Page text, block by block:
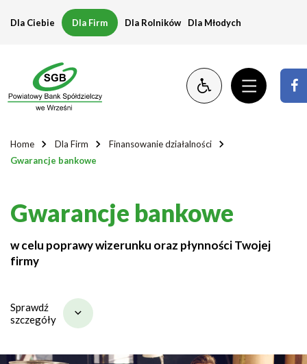
Gwarancje
bankowe
Dla Ciebie Dla Firm Dla Rolników Dla Młodych
Home Dla Firm
Finansowanie działalności
Gwarancje bankowe
Gwarancje bankowe
w celu poprawy wizerunku oraz płynności Twojej
firmy
Sprawdź
szczegóły